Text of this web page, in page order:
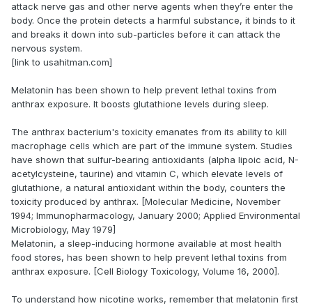
attack nerve gas and other nerve agents when they’re enter the
body. Once the protein detects a harmful substance, it binds to it
and breaks it down into sub-particles before it can attack the
nervous system.
[link to usahitman.com]
Melatonin has been shown to help prevent lethal toxins from
anthrax exposure. It boosts glutathione levels during sleep.
The anthrax bacterium's toxicity emanates from its ability to kill
macrophage cells which are part of the immune system. Studies
have shown that sulfur-bearing antioxidants (alpha lipoic acid, N-
acetylcysteine, taurine) and vitamin C, which elevate levels of
glutathione, a natural antioxidant within the body, counters the
toxicity produced by anthrax. [Molecular Medicine, November
1994; Immunopharmacology, January 2000; Applied Environmental
Microbiology, May 1979]
Melatonin, a sleep-inducing hormone available at most health
food stores, has been shown to help prevent lethal toxins from
anthrax exposure. [Cell Biology Toxicology, Volume 16, 2000].
To understand how nicotine works, remember that melatonin first